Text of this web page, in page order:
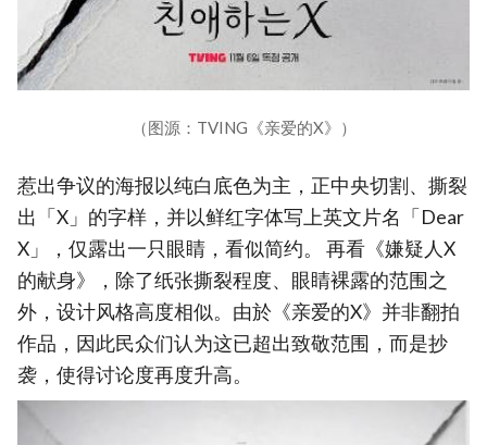
（图源：TVING《亲爱的X》）
惹出争议的海报以纯白底色为主，正中央切割、撕裂
出「X」的字样，并以鲜红字体写上英文片名「Dear
X」，仅露出一只眼睛，看似简约。 再看《嫌疑人X
的献身》，除了纸张撕裂程度、眼睛裸露的范围之
外，设计风格高度相似。由於《亲爱的X》并非翻拍
作品，因此民众们认为这已超出致敬范围，而是抄
袭，使得讨论度再度升高。